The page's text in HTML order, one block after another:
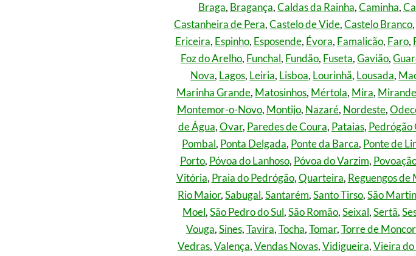
Braga, Bragança,Caldas da Rainha,Caminha,
Castanheira de Pera,Castelo de Vide,Castelo Branco
Ericeira, Espinho, Esposende, Évora, Famalicão, Faro,
Foz do Arelho, Funchal, Fundão, Fuseta,Gavião,
Nova, Lagos, Leiria, Lisboa, Lourinhã, Lousada,
Marinha Grande, Matosinhos, Mértola, Mira,
Montemor-o-Novo, Montijo, Nazaré, Nordeste,
de Água,Ovar, Paredes de Coura, Pataias, Pedrógão
Pombal, Ponta Delgada, Ponte da Barca, Ponte de
Porto, Póvoa do Lanhoso, Póvoa do Varzim,
Vitória, Praia do Pedrógão,Quarteira, Reguengos de
Rio Maior,Sabugal,Santarém,Santo Tirso,São
Moel,São Pedro do Sul,São Romão,Seixal,Sertã,
Vouga,Sines,Tavira,Tocha,Tomar,Torre de
Vedras,Valença,Vendas Novas,Vidigueira,Vieira